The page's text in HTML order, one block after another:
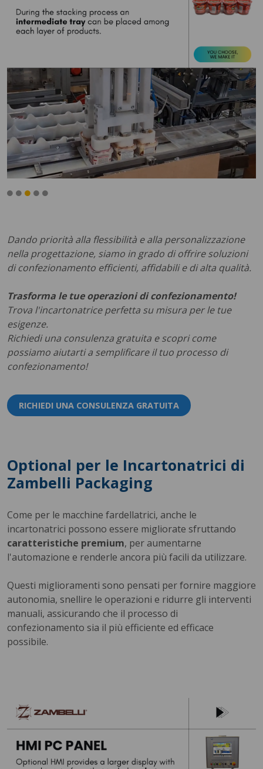
Dando priorità alla flessibilità e alla personalizzazione
nella progettazione, siamo in grado di offrire soluzioni
di confezionamento efficienti, affidabili e di alta qualità.
Trasforma le tue operazioni di confezionamento!
Trova l'incartonatrice perfetta su misura per le tue
esigenze.
Richiedi una consulenza gratuita e scopri come
possiamo aiutarti a semplificare il tuo processo di
confezionamento!
RICHIEDI UNA CONSULENZA GRATUITA
Optional per le Incartonatrici di
Zambelli Packaging
Come per le macchine fardellatrici, anche le
incartonatrici possono essere migliorate sfruttando
caratteristiche premium, per aumentarne
l'automazione e renderle ancora più facili da utilizzare.
Questi miglioramenti sono pensati per fornire maggiore
autonomia, snellire le operazioni e ridurre gli interventi
manuali, assicurando che il processo di
confezionamento sia il più efficiente ed efficace
possibile.